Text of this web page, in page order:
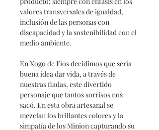
valores transversales de igualdad,
inclusión de las personas con
discapacidad y la sostenibilidad con el
medio ambiente.
EnXogo de Fíos decidimos que sería
buena idea dar vida, a través de
nuestras fiadas, este divertido
personaje que tantos sorrisos nos
sacó. En esta obra artesanal se
mezclan los brillantes colores y la
simpatía de los Minion capturando su